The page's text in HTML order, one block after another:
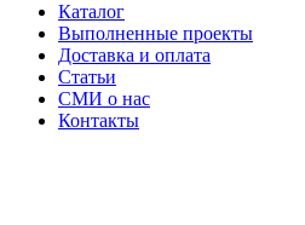
Каталог
Выполненные проекты
Доставка и оплата
Статьи
СМИ о нас
Контакты